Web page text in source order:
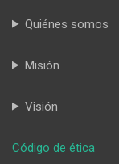
Quiénes somos
Misión
Visión
Código de ética